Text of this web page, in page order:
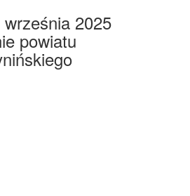
2025
powiatu